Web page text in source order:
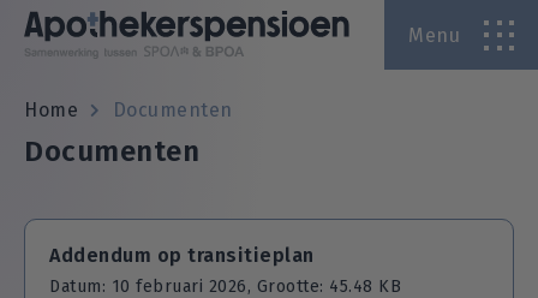
Menu
Home Documenten
Documenten
Addendum op transitieplan
Datum: 10 februari 2026, Grootte: 45.48 KB